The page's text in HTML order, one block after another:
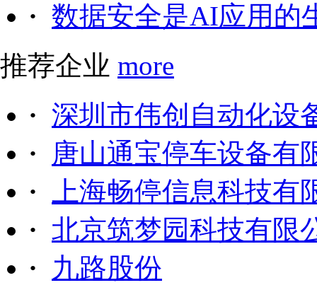
· 数据安全是AI应用的
推荐企业 more
· 深圳市伟创自动化设
·
唐山通宝停车设备有
·
上海畅停信息科技有
· 北京筑梦园科技有限
·
九路股份